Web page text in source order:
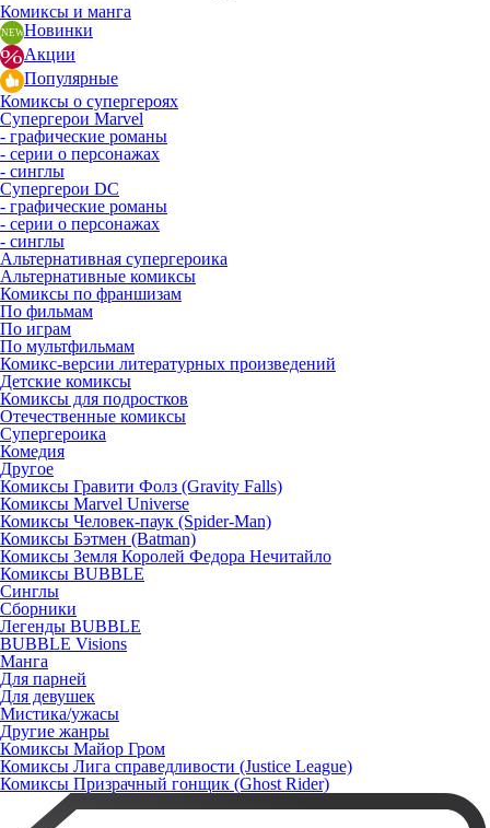
Комиксы и манга
Новинки
Акции
Популярные
Комиксы о супергероях
Супергерои Marvel
- графические романы
- серии о персонажах
- синглы
Супергерои DC
- графические романы
- серии о персонажах
- синглы
Альтернативная супергероика
Альтернативные комиксы
Комиксы по франшизам
По фильмам
По играм
По мультфильмам
Комикс-версии литературных произведений
Детские комиксы
Комиксы для подростков
Отечественные комиксы
Супергероика
Комедия
Другое
Комиксы Гравити Фолз (Gravity Falls)
Комиксы Marvel Universe
Комиксы Человек-паук (Spider-Man)
Комиксы Бэтмен (Batman)
Комиксы Земля Королей Федора Нечитайло
Комиксы BUBBLE
Синглы
Сборники
Легенды BUBBLE
BUBBLE Visions
Манга
Для парней
Для девушек
Мистика/ужасы
Другие жанры
Комиксы Майор Гром
Комиксы Лига справедливости (Justice League)
Комиксы Призрачный гонщик (Ghost Rider)